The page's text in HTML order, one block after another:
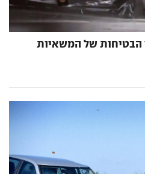
הבטיחות של המשאיות